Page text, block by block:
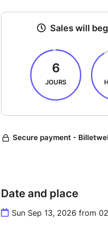
Date and place
Sun Sep 13, 2026 from